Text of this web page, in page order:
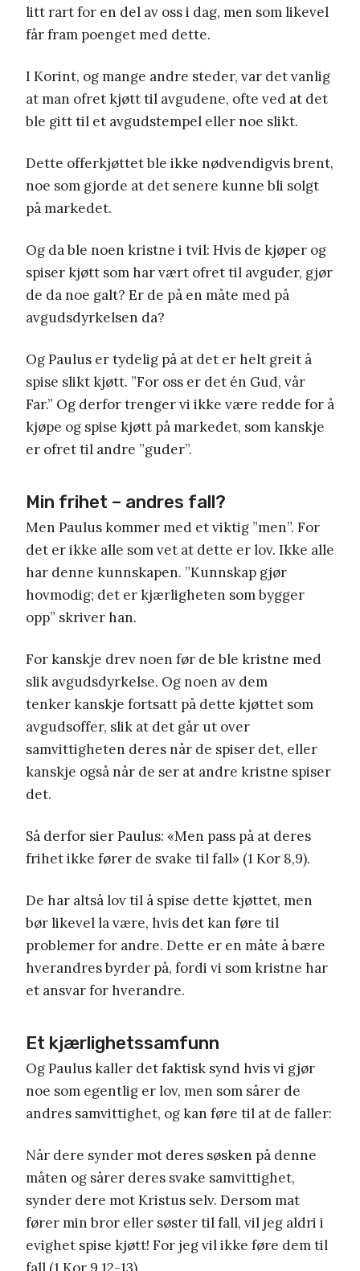
litt rart for en del av oss i dag, men som likevel
får fram poenget med dette.
I Korint, og mange andre steder, var det vanlig
at man ofret kjøtt til avgudene, ofte ved at det
ble gitt til et avgudstempel eller noe slikt.
Dette offerkjøttet ble ikke nødvendigvis brent,
noe som gjorde at det senere kunne bli solgt
på markedet.
Og da ble noen kristne i tvil: Hvis de kjøper og
spiser kjøtt som har vært ofret til avguder, gjør
de da noe galt? Er de på en måte med på
avgudsdyrkelsen da?
Og Paulus er tydelig på at det er helt greit å
spise slikt kjøtt. ”For oss er det én Gud, vår
Far.” Og derfor trenger vi ikke være redde for å
kjøpe og spise kjøtt på markedet, som kanskje
er ofret til andre ”guder”.
Min frihet – andres fall?
Men Paulus kommer med et viktig ”men”. For
det er ikke alle som vet at dette er lov. Ikke alle
har denne kunnskapen. ”Kunnskap gjør
hovmodig; det er kjærligheten som bygger
opp” skriver han.
For kanskje drev noen før de ble kristne med
slik avgudsdyrkelse. Og noen av dem
tenker kanskje fortsatt på dette kjøttet som
avgudsoffer, slik at det går ut over
samvittigheten deres når de spiser det, eller
kanskje også når de ser at andre kristne spiser
det.
Så derfor sier Paulus: «Men pass på at deres
frihet ikke fører de svake til fall» (1 Kor 8,9).
De har altså lov til å spise dette kjøttet, men
bør likevel la være, hvis det kan føre til
problemer for andre. Dette er en måte å bære
hverandres byrder på, fordi vi som kristne har
et ansvar for hverandre.
Et kjærlighetssamfunn
Og Paulus kaller det faktisk synd hvis vi gjør
noe som egentlig er lov, men som sårer de
andres samvittighet, og kan føre til at de faller:
Når dere synder mot deres søsken på denne
måten og sårer deres svake samvittighet,
synder dere mot Kristus selv. Dersom mat
fører min bror eller søster til fall, vil jeg aldri i
evighet spise kjøtt! For jeg vil ikke føre dem til